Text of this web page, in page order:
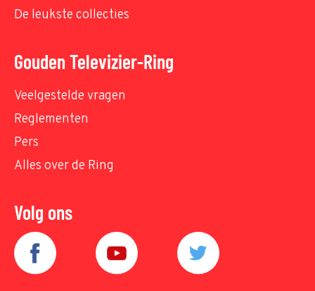
De leukste collecties
Gouden Televizier-Ring
Veelgestelde vragen
Reglementen
Pers
Alles over de Ring
Volg ons